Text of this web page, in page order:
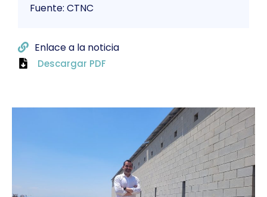
Fuente: CTNC
Enlace a la noticia
Descargar PDF